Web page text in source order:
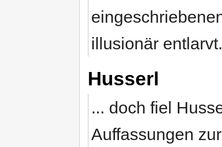
illusionär
Husserl
... doch fiel
Auffassungen